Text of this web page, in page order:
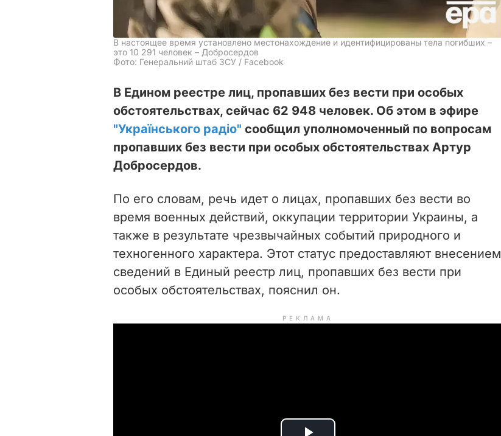
В настоящее время установлено местонахождение и идентифицированы тела погибших –
это 10 291 человек – Добросердов
Фото: Генеральний штаб ЗСУ / Facebook
В Едином реестре лиц, пропавших без вести при особых
обстоятельствах, сейчас 62 948 человек. Об этом в эфире
"Українського радіо" сообщил уполномоченный по вопросам
пропавших без вести при особых обстоятельствах Артур
Добросердов.
По его словам, речь идет о лицах, пропавших без вести во
время военных действий, оккупации территории Украины, а
также в результате чрезвычайных событий природного и
техногенного характера. Этот статус предоставляют внесением
сведений в Единый реестр лиц, пропавших без вести при
особых обстоятельствах, пояснил он.
РЕКЛАМА